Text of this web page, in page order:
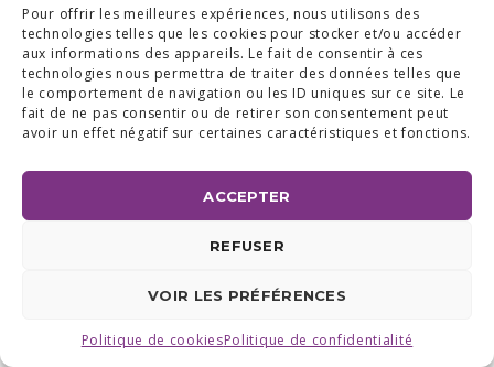
Pour offrir les meilleures expériences, nous utilisons des
technologies telles que les cookies pour stocker et/ou accéder
aux informations des appareils. Le fait de consentir à ces
technologies nous permettra de traiter des données telles que
le comportement de navigation ou les ID uniques sur ce site. Le
fait de ne pas consentir ou de retirer son consentement peut
avoir un effet négatif sur certaines caractéristiques et fonctions.
ACCEPTER
REFUSER
VOIR LES PRÉFÉRENCES
Politique de cookiesPolitique de confidentialité